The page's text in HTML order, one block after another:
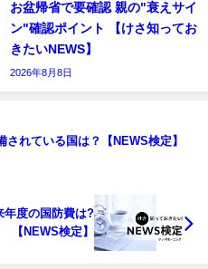
お盆帰省で要確認 親の"衰えサイ
ン"確認ポイント 【けさ知ってお
きたいNEWS】
2026年8月8日
されている国は？【NEWS検定】
年度の国防費は?
【NEWS検定】